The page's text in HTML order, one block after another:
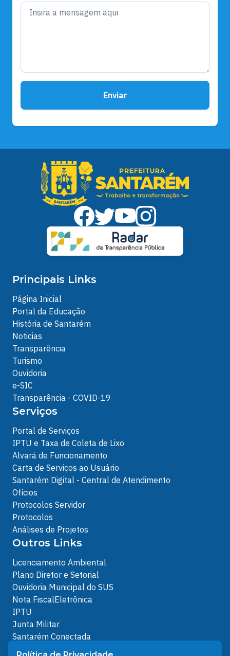
Enviar
Principais Links
Página Inicial
Portal da Educação
História de Santarém
Noticias
Transparência
Turismo
Ouvidoria
e-SIC
Transparência - COVID-19
Serviços
Portal de Serviços
IPTU e Taxa de Coleta de Lixo
Alvará de Funcionamento
Carta de Serviços ao Usuário
Santarém Digital - Central de Atendimento
Ofícios
Protocolos Servidor
Protocolos
Análises de Projetos
Outros Links
Licenciamento Ambiental
Plano Diretor e Setorial
Ouvidoria Municipal do SUS
Nota FiscalEletrônica
IPTU
Junta Militar
Santarém Conectada
Política de Privacidade